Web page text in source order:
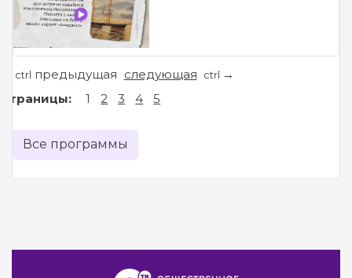
ctrl предыдущая следующая ctrl →
Страницы: 1 2 3 4 5
Все программы